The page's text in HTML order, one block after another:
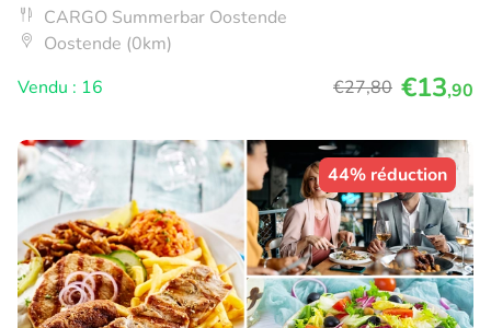
CARGO Summerbar Oostende
Oostende (0km)
Vendu : 16
€27,80 €13,90
44% réduction